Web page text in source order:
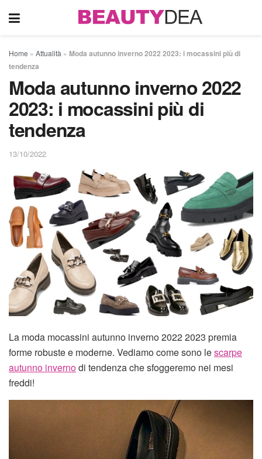
Home » Attualità » Moda autunno inverno 2022 2023: i mocassini più di
tendenza
Moda autunno inverno 2022
2023: i mocassini più di
tendenza
13/10/2022
La moda mocassini autunno inverno 2022 2023 premia
forme robuste e moderne. Vediamo come sono lescarpe
autunno invernodi tendenza che sfoggeremo nei mesi
freddi!